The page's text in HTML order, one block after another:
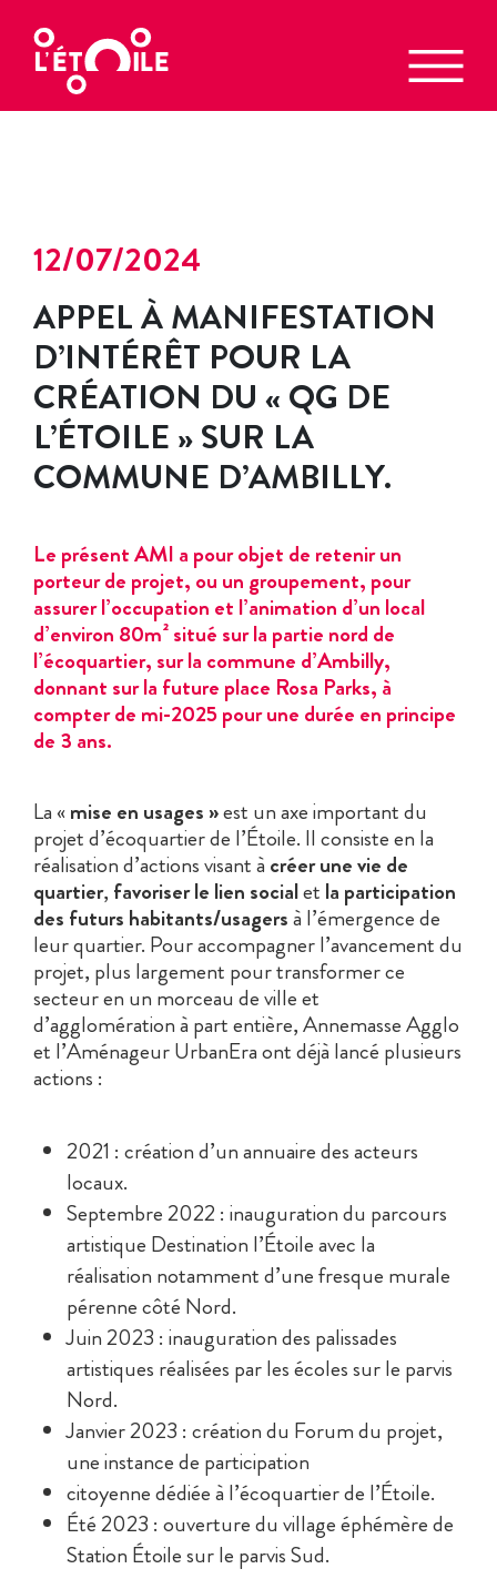
12/07/2024
APPEL À MANIFESTATION
D’INTÉRÊT POUR LA
CRÉATION DU « QG DE
L’ÉTOILE » SUR LA
COMMUNE D’AMBILLY.
Le présent AMI a pour objet de retenir un
porteur de projet, ou un groupement, pour
assurer l’occupation et l’animation d’un local
d’environ 80m² situé sur la partie nord de
l’écoquartier, sur la commune d’Ambilly,
donnant sur la future place Rosa Parks, à
compter de mi-2025 pour une durée en principe
de 3 ans.
La «mise en usages »est un axe important du
projet d’écoquartier de l’Étoile. Il consiste en la
réalisation d’actions visant à créer une vie de
quartier, favoriser le lien socialet la participation
des futurs habitants/usagersà l’émergence de
leur quartier. Pour accompagner l’avancement du
projet, plus largement pour transformer ce
secteur en un morceau de ville et
d’agglomération à part entière, Annemasse Agglo
et l’Aménageur UrbanEra ont déjà lancé plusieurs
actions :
2021 : création d’un annuaire des acteurs
locaux.
Septembre 2022 : inauguration du parcours
artistique Destination l’Étoile avec la
réalisation notamment d’une fresque murale
pérenne côté Nord.
Juin 2023 : inauguration des palissades
artistiques réalisées par les écoles sur le parvis
Nord.
Janvier 2023 : création du Forum du projet,
une instance de participation
citoyenne dédiée à l’écoquartier de l’Étoile.
Été 2023 : ouverture du village éphémère de
Station Étoile sur le parvis Sud.